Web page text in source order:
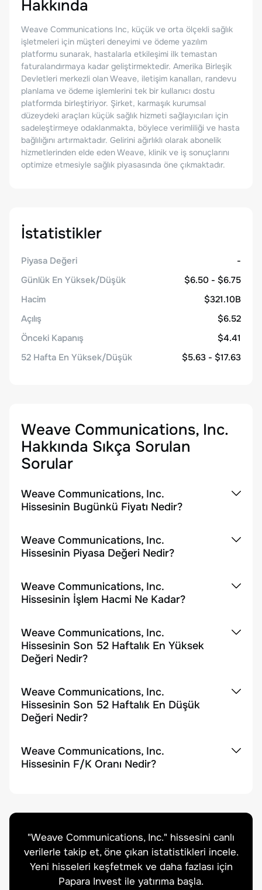
Hakkında
Weave Communications Inc, küçük ve orta ölçekli sağlık
işletmeleri için müşteri deneyimi ve ödeme yazılım
platformu sunarak, hastalarla etkileşimi ilk temastan
faturalandırmaya kadar geliştirmektedir. Amerika Birleşik
Devletleri merkezli olan Weave, iletişim kanalları, randevu
planlama ve ödeme işlemlerini tek bir kullanıcı dostu
platformda birleştiriyor. Şirket, karmaşık kurumsal
düzeydeki araçları küçük sağlık hizmeti sağlayıcıları için
sadeleştirmeye odaklanmakta, böylece verimliliği ve hasta
bağlılığını artırmaktadır. Gelirini ağırlıklı olarak abonelik
hizmetlerinden elde eden Weave, klinik ve iş sonuçlarını
optimize etmesiyle sağlık piyasasında öne çıkmaktadır.
İstatistikler
Piyasa Değeri
-
Günlük En Yüksek/Düşük
$6.50 - $6.75
Hacim
$321.10B
Açılış
$6.52
Önceki Kapanış
$4.41
52 Hafta En Yüksek/Düşük
$5.63 - $17.63
Weave Communications, Inc.
Hakkında Sıkça Sorulan
Sorular
Weave Communications, Inc.
Hissesinin Bugünkü Fiyatı Nedir?
Weave Communications, Inc.
Hissesinin Piyasa Değeri Nedir?
Weave Communications, Inc.
Hissesinin İşlem Hacmi Ne Kadar?
Weave Communications, Inc.
Hissesinin Son 52 Haftalık En Yüksek
Değeri Nedir?
Weave Communications, Inc.
Hissesinin Son 52 Haftalık En Düşük
Değeri Nedir?
Weave Communications, Inc.
Hissesinin F/K Oranı Nedir?
"Weave Communications, Inc." hissesini canlı
verilerle takip et, öne çıkan istatistikleri incele.
Yeni hisseleri keşfetmek ve daha fazlası için
Papara Invest ile yatırıma başla.